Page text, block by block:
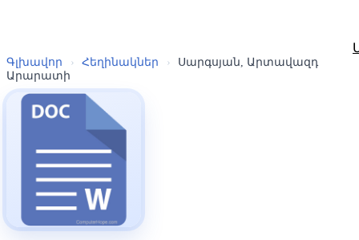
Գլխավոր › Հեղինակներ ›
Սարգսյան, Արտավազդ
Արարատի